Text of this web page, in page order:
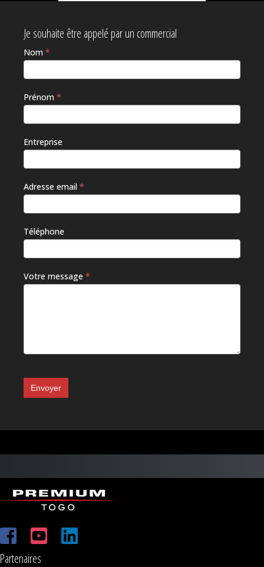
Je souhaite être appelé par un commercial
Nom *
Prénom *
Entreprise
Adresse email *
Téléphone
Votre message *
Si vous
êtes un
humain,
remplissez
champ.
Envoyer
Partenaires